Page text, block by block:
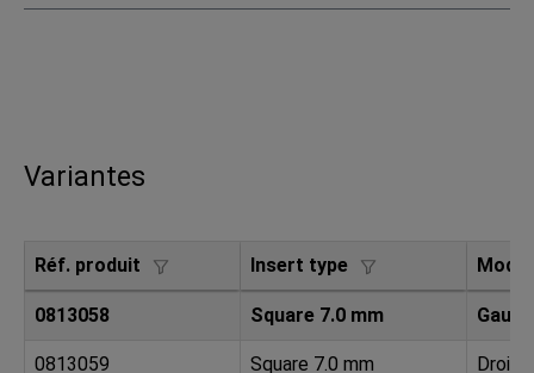
Variantes
Réf. produit Insert type
0813058 Square 7.0 mm
0813059 Square 7.0 mm Droite